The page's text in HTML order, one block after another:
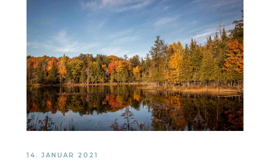
14. JANUAR 2021